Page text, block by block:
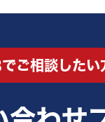
ご相談したい